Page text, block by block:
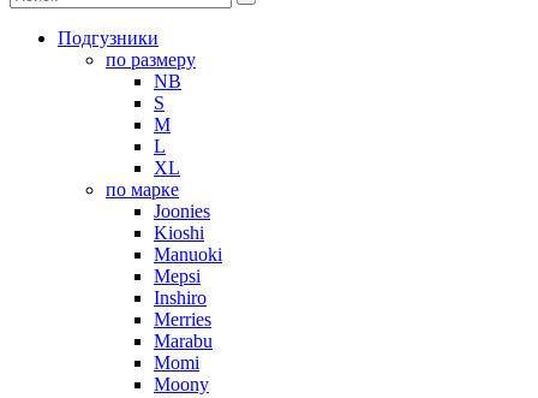
Подгузники
по размеру
NB
S
M
L
XL
по марке
Joonies
Kioshi
Manuoki
Mepsi
Inshiro
Merries
Marabu
Momi
Moony